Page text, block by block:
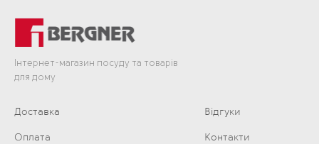
Інтернет-магазин посуду та товарів
для дому
Доставка Відгуки
Оплата Контакти